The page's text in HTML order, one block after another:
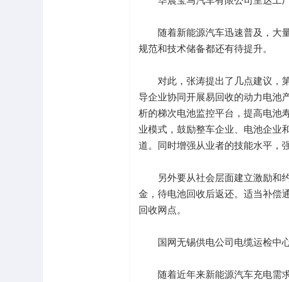
随着新能源汽车迅速普及，大量
规范和技术储备都还有待提升。
对此，张涛提出了几点建议，第
导企业协同开展易回收的动力电池
析的梯次电池监控平台，提高电池
业模式，鼓励整车企业、电池企业
道。同时增强从业者的技能水平，
另外要从社会层面建立激励和约
金，待电池回收后返还。适当补偿
回收网点。
国网无锡供电公司电缆运检中心
随着近年来新能源汽车充电需求